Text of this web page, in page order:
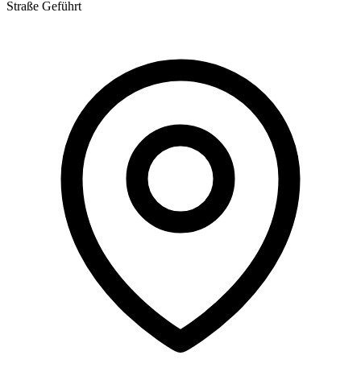
Straße Geführt